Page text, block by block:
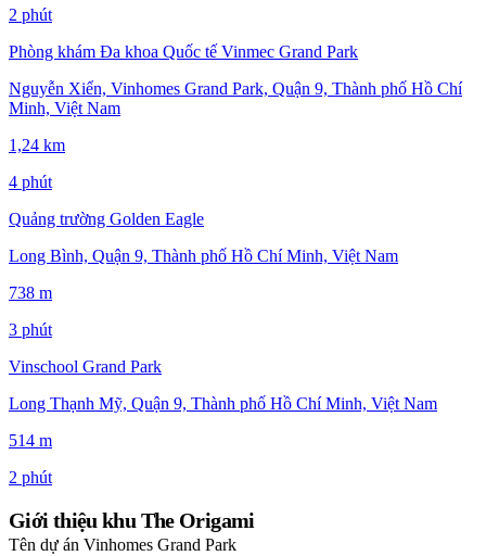
2 phút
Phòng khám Đa khoa Quốc tế Vinmec Grand Park
Nguyễn Xiển, Vinhomes Grand Park, Quận 9, Thành phố Hồ Chí
Minh, Việt Nam
1,24 km
4 phút
Quảng trường Golden Eagle
Long Bình, Quận 9, Thành phố Hồ Chí Minh, Việt Nam
738 m
3 phút
Vinschool Grand Park
Long Thạnh Mỹ, Quận 9, Thành phố Hồ Chí Minh, Việt Nam
514 m
2 phút
Giới thiệu khu The Origami
Tên dự án Vinhomes Grand Park